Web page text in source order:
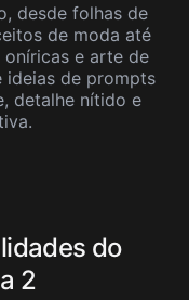
desde folhas de
de moda até
oníricas e arte de
ideias de prompts
detalhe nítido e
do
2